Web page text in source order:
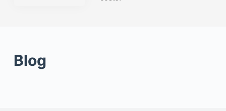
Blog